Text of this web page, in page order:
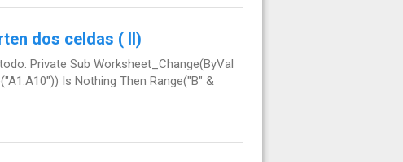
dos celdas ( II)
Private Sub Worksheet_Change(ByVal
Is Nothing Then Range("B" &